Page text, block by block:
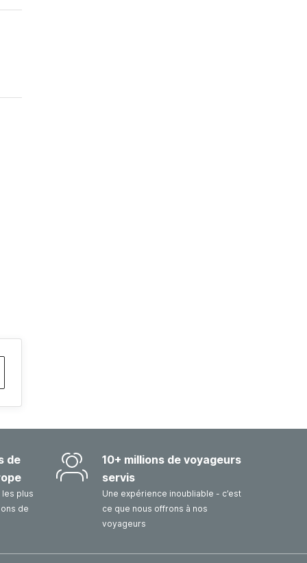
de
plus
de
10+ millions de voyageurs
servis
Une expérience inoubliable - c’est
ce que nous offrons à nos
voyageurs